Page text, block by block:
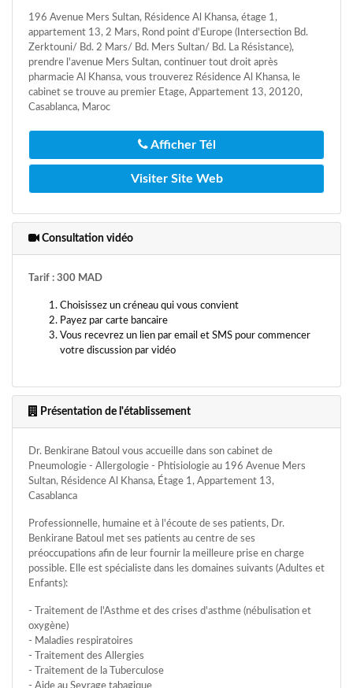
196 Avenue Mers Sultan, Résidence Al Khansa, étage 1,
appartement 13, 2 Mars, Rond point d'Europe (Intersection Bd.
Zerktouni/ Bd. 2 Mars/ Bd. Mers Sultan/ Bd. La Résistance),
prendre l'avenue Mers Sultan, continuer tout droit après
pharmacie Al Khansa, vous trouverez Résidence Al Khansa, le
cabinet se trouve au premier Etage, Appartement 13, 20120,
Casablanca, Maroc
Afficher Tél
Visiter Site Web
Consultation vidéo
Tarif : 300 MAD
Choisissez un créneau qui vous convient
Payez par carte bancaire
Vous recevrez un lien par email et SMS pour commencer
votre discussion par vidéo
Présentation de l'établissement
Dr. Benkirane Batoul vous accueille dans son cabinet de
Pneumologie - Allergologie - Phtisiologie au 196 Avenue Mers
Sultan, Résidence Al Khansa, Étage 1, Appartement 13,
Casablanca
Professionnelle, humaine et à l'écoute de ses patients, Dr.
Benkirane Batoul met ses patients au centre de ses
préoccupations afin de leur fournir la meilleure prise en charge
possible. Elle est spécialiste dans les domaines suivants (Adultes et
Enfants):
- Traitement de l'Asthme et des crises d'asthme (nébulisation et
oxygène)
- Maladies respiratoires
- Traitement des Allergies
- Traitement de la Tuberculose
- Aide au Sevrage tabagique